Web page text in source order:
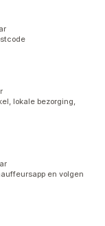
lokale bezorging,
en volgen